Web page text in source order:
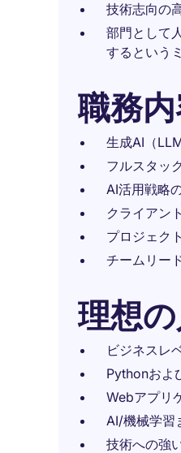
技術志向の
部門として
するという
職務
生成AI（
フルスタッ
AI活用戦略
クライアン
プロジェク
チームリー
理想
ビジネスレ
Pythonおよ
Webアプリ
AI/機械学習
技術への強